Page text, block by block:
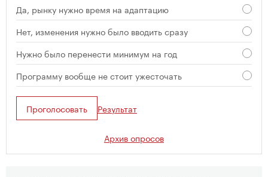
Да, рынку нужно время на адаптацию
Нет, изменения нужно было вводить сразу
Нужно было перенести минимум на год
Программу вообще не стоит ужесточать
Проголосовать Результат
Архив опросов